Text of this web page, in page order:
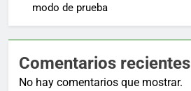
modo de prueba
Comentarios recientes
No hay comentarios que mostrar.